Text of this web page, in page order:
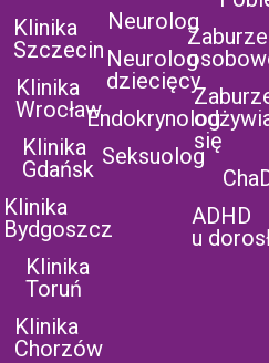
Klinika
Szczecin
Klinika
Wrocław
Klinika
Gdańsk
Klinika
Bydgoszcz
Klinika
Toruń
Klinika
Chorzów
Neurolog
Neurolog
dziecięcy
Endokrynolog
Seksuolog
się
ADHD
u